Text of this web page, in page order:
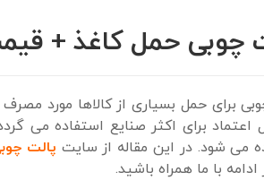
چوبی حمل کاغذ +
برای حمل بسیاری از کالاها مورد
اعتماد برای اکثر صنایع استفاده می
می شود. در این مقاله از سایت پالت
با ما همراه باشید.